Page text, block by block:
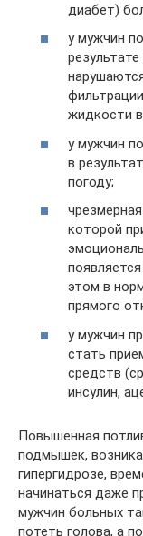
диабет)
у мужчин
жидкости
у мужчин
в
погоду;
которой
этом в
прямого
у мужчин
стать
средств
инсулин,
Повышенная
подмышек,
гипергидрозе,
начинаться даже
мужчин больных
потеть голова, а